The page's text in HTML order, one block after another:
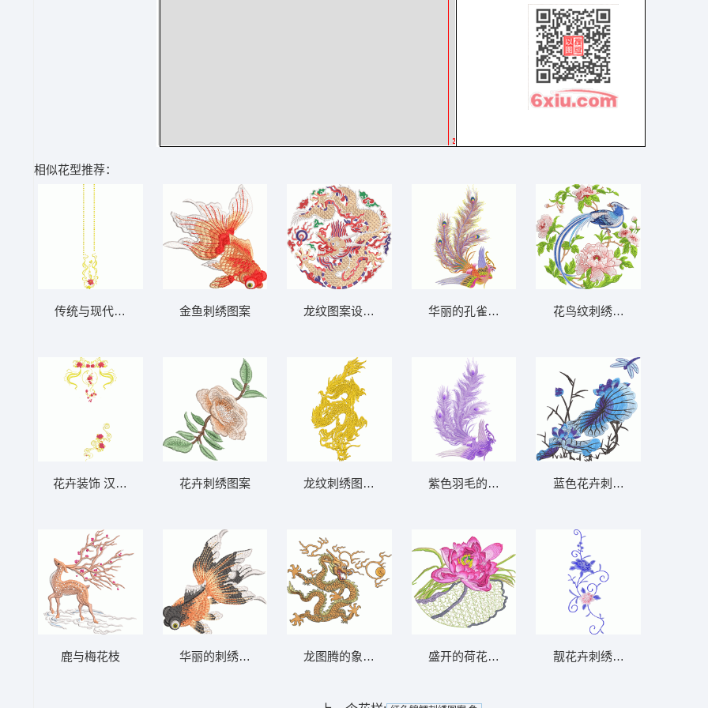
相似花型推荐：
传统与现代的结合 汉服 裙子飘带
花卉装饰 汉服 大袖背后效果
鹿与梅花枝
金鱼刺绣图案
花卉刺绣图案
华丽的刺绣装饰 金鱼
龙纹图案设计 团龙
龙纹刺绣图案 降龙
龙图腾的象征意义 九龙壁
华丽的孔雀羽毛刺绣
紫色羽毛的优雅展示 凤凰
盛开的荷花刺绣图案
花鸟纹刺绣图案 牡丹花 长尾
蓝色花卉刺绣 蜻蜓 荷叶
靓花卉刺绣图案